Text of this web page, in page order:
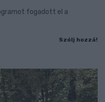
fogadott el a
Szólj hozzá!